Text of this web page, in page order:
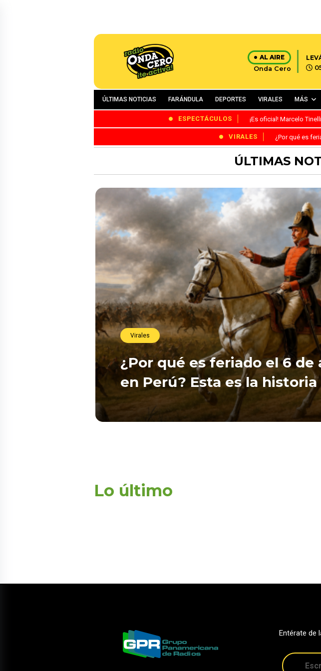
AL AIRE
Onda Cero
ÚLTIMAS NOTICIAS FARÁNDULA DEPORTES VIRALES MÁS
ESPECTÁCULOS ¡Es oficial! Marcelo
VIRALES ¿Por qué es
ÚLTIMAS
Virales
¿Por qué es feriado el 6 de
en Perú? Esta es la historia
Lo último
Entérate de